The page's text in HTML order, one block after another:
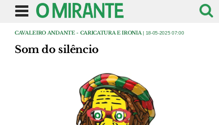
CAVALEIRO ANDANTE - CARICATURA E IRONIA | 18-05-2025 07:00
Som do silêncio